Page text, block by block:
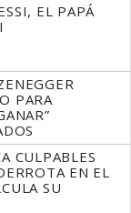
EL PAPÁ
PARA
CULPABLES
EN EL
SU